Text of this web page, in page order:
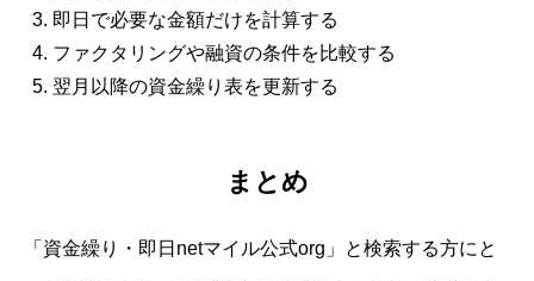
即日で必要な金額だけを計算する
ファクタリングや融資の条件を比較する
翌月以降の資金繰り表を更新する
まとめ
「資金繰り・即日netマイル公式org」と検索する方にと